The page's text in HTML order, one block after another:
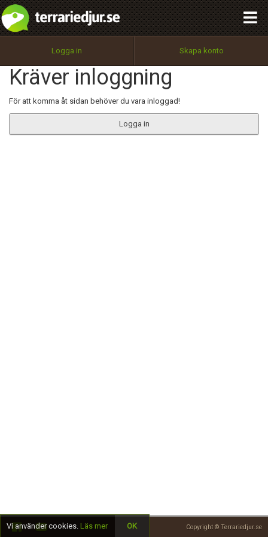
Logga in Skapa konto
Kräver inloggning
För att komma åt sidan behöver du vara inloggad!
Logga in
Copyright © Terrariedjur.se
Utför
100%
OK
integritetspolicy
Namn:
Epost:
Begär nytt lösenord
Tillbaka till förstasidan
Vi använder cookies. Läs mer OK